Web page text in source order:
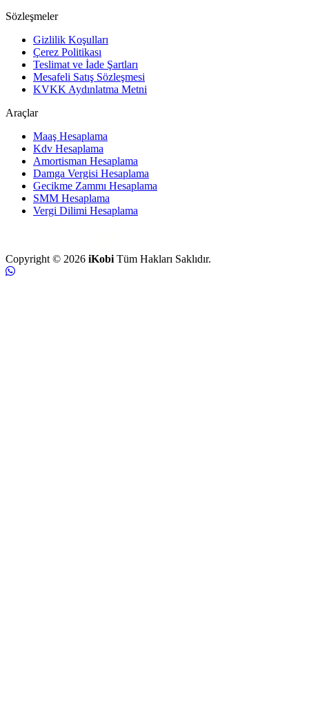
Sözleşmeler
Gizlilik Koşulları
Çerez Politikası
Teslimat ve İade Şartları
Mesafeli Satış Sözleşmesi
KVKK Aydınlatma Metni
Araçlar
Maaş Hesaplama
Kdv Hesaplama
Amortisman Hesaplama
Damga Vergisi Hesaplama
Gecikme Zammı Hesaplama
SMM Hesaplama
Vergi Dilimi Hesaplama
Copyright © 2026 iKobi Tüm Hakları Saklıdır.